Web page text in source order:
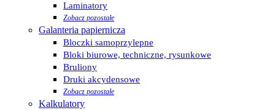
Laminatory
Zobacz pozostałe
Galanteria papiernicza
Bloczki samoprzylepne
Bloki biurowe, techniczne, rysunkowe
Bruliony
Druki akcydensowe
Zobacz pozostałe
Kalkulatory